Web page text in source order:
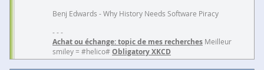
Benj Edwards - Why History Needs Software Piracy
- - -
Achat ou échange: topic de mes recherches Meilleur
smiley = #helico#Obligatory XKCD